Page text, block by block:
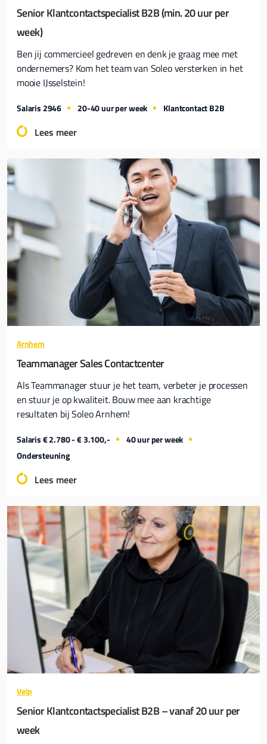
Senior Klantcontactspecialist B2B (min. 20 uur per
week)
Ben jij commercieel gedreven en denk je graag mee met
ondernemers? Kom het team van Soleo versterken in het
mooie IJsselstein!
Salaris 2946 20-40 uur per week Klantcontact B2B
Lees meer
Arnhem
Teammanager Sales Contactcenter
Als Teammanager stuur je het team, verbeter je processen
en stuur je op kwaliteit. Bouw mee aan krachtige
resultaten bij Soleo Arnhem!
Salaris € 2.780 - € 3.100,-
40 uur per week
Ondersteuning
Lees meer
Velp
Senior Klantcontactspecialist B2B – vanaf 20 uur per
week